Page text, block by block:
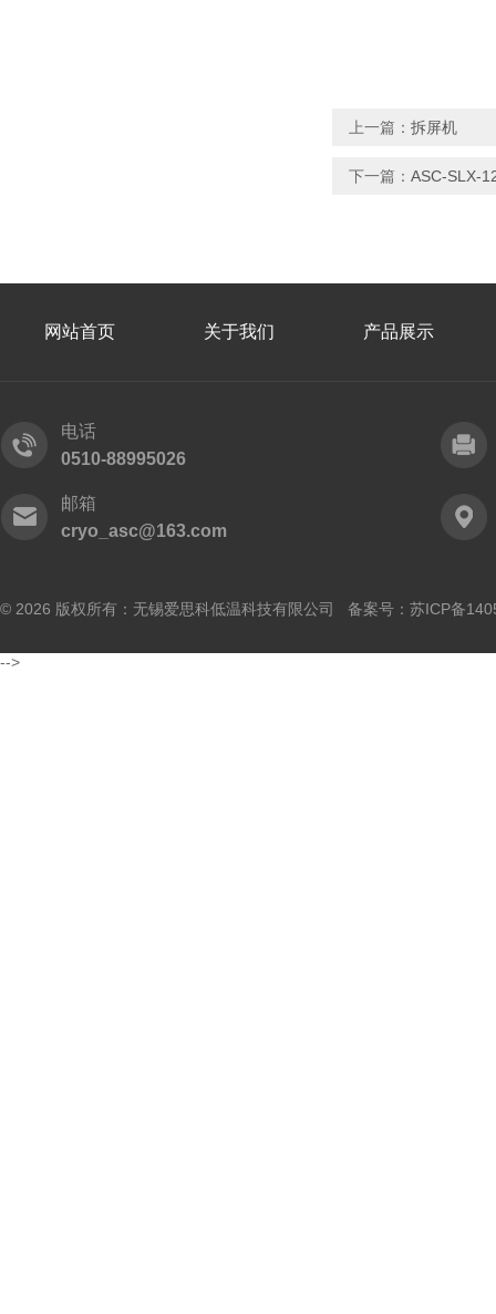
上一篇： 拆屏机
下一篇： ASC-SLX-
网站首页 关于我们 产品展示
电话
0510-88995026
邮箱
cryo_asc@163.com
© 2026 版权所有：无锡爱思科低温科技有限公司 备案号： 苏ICP备
-->